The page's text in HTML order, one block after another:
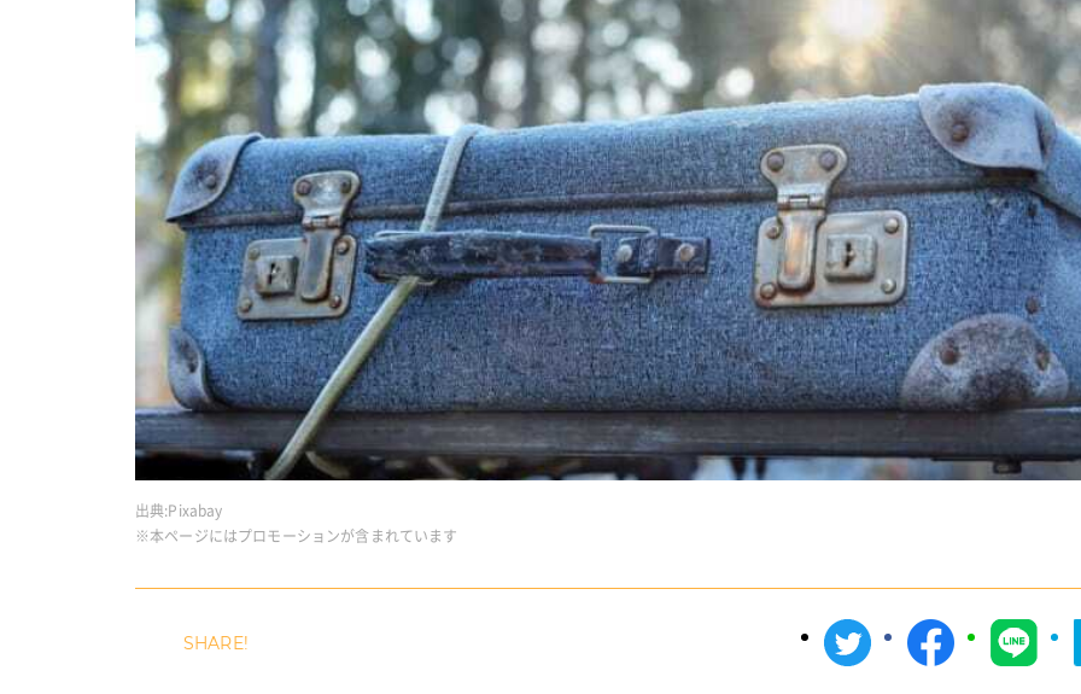
出典:Pixabay
※本ページにはプロモーションが含まれています